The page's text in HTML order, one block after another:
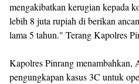
mengakibatkan kerugian kepada
lebih 8 juta rupiah di berikan
lama 5 tahun." Terang Kapolres
Kapolres Pinrang menambahkan,
pengungkapan kasus 3C untuk